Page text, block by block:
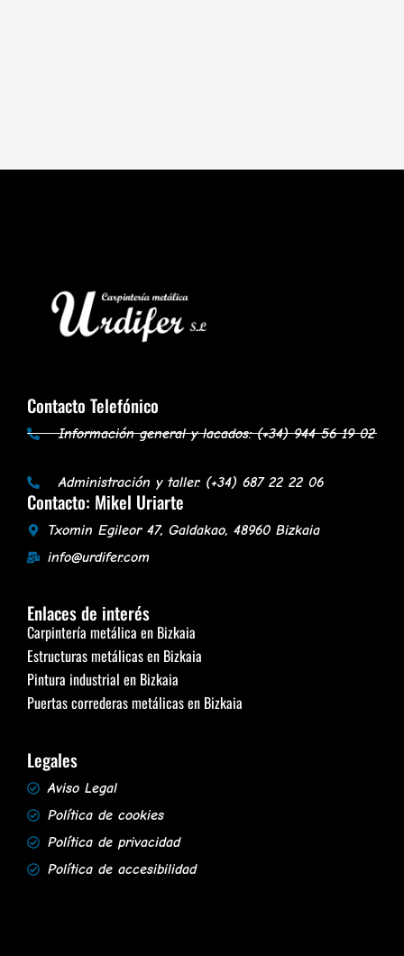
Contacto Telefónico
Información general y lacados: (+34) 944 56 19 02
Administración y taller: (+34) 687 22 22 06
Contacto: Mikel Uriarte
Txomin Egileor 47, Galdakao, 48960 Bizkaia
info@urdifer.com
Enlaces de interés
Carpintería metálica en Bizkaia
Estructuras metálicas en Bizkaia
Pintura industrial en Bizkaia
Puertas correderas metálicas en Bizkaia
Legales
Aviso Legal
Política de cookies
Política de privacidad
Política de accesibilidad